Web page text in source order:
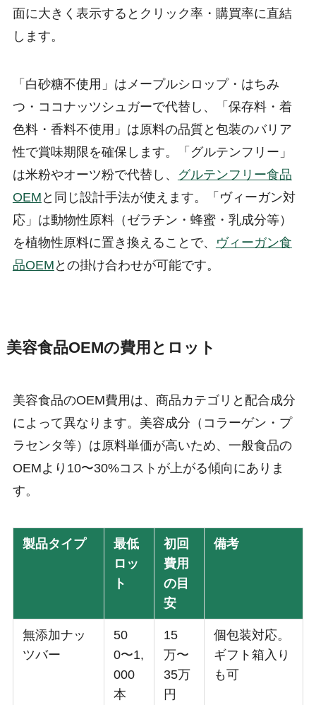
面に大きく表示するとクリック率・購買率に直結
します。
「白砂糖不使用」はメープルシロップ・はちみ
つ・ココナッツシュガーで代替し、「保存料・着
色料・香料不使用」は原料の品質と包装のバリア
性で賞味期限を確保します。「グルテンフリー」
は米粉やオーツ粉で代替し、
グルテンフリー食品
OEM と同じ設計手法が使えます。「ヴィーガン対
応」は動物性原料（ゼラチン・蜂蜜・乳成分等）
を植物性原料に置き換えることで、
ヴィーガン食
品OEM との掛け合わせが可能です。
美容食品OEMの費用とロット
美容食品のOEM費用は、商品カテゴリと配合成分
によって異なります。美容成分（コラーゲン・プ
ラセンタ等）は原料単価が高いため、一般食品の
OEMより10〜30%コストが上がる傾向にありま
す。
製品タイプ
最低
ロッ
ト
初回
費用
の目
安
備考
無添加ナッ
ツバー
50
0〜1,
000
本
15
万〜
35万
円
個包装対応。
ギフト箱入り
も可